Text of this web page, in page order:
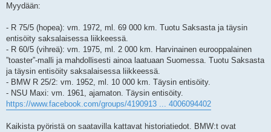
e
s
i
Myydään:
- R 75/5 (hopea): vm. 1972, ml. 69 000 km. Tuotu Saksasta ja täysin
entisöity saksalaisessa liikkeessä.
- R 60/5 (vihreä): vm. 1975, ml. 2 000 km. Harvinainen eurooppalainen
”toaster”-malli ja mahdollisesti ainoa laatuaan Suomessa. Tuotu Saksasta
ja täysin entisöity saksalaisessa liikkeessä.
- BMW R 25/2: vm. 1952, ml. 10 000 km. Täysin entisöity.
- NSU Maxi: vm. 1961, ajamaton. Täysin entisöity.
https://www.facebook.com/groups/4190913 ... 4006094402
Kaikista pyöristä on saatavilla kattavat historiatiedot. BMW:t ovat